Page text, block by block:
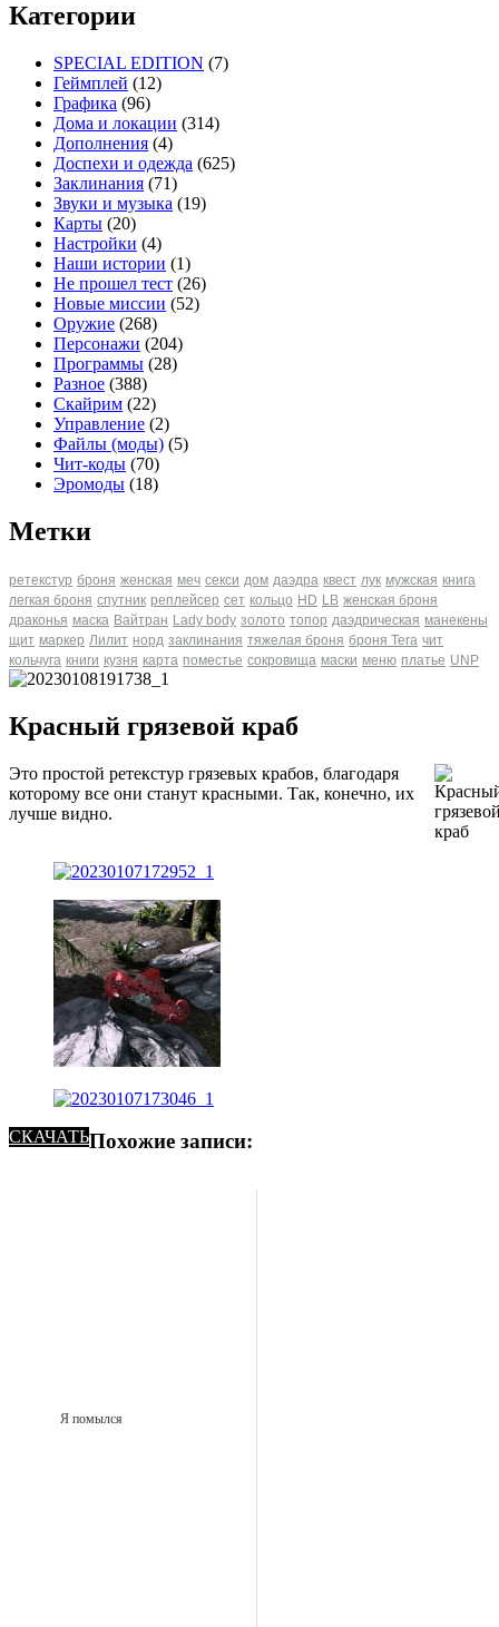
Категории
SPECIAL EDITION (7)
Геймплей (12)
Графика (96)
Дома и локации (314)
Дополнения (4)
Доспехи и одежда (625)
Заклинания (71)
Звуки и музыка (19)
Карты (20)
Настройки (4)
Наши истории (1)
Не прошел тест (26)
Новые миссии (52)
Оружие (268)
Персонажи (204)
Программы (28)
Разное (388)
Скайрим (22)
Управление (2)
Файлы (моды) (5)
Чит-коды (70)
Эромоды (18)
Метки
ретекстур броня женская меч секси дом даэдра квест лук мужская книга
легкая броня спутник реплейсер сет кольцо HD LB женская броня
драконья маска Вайтран Lady body золото топор даэдрическая манекены
щит маркер Лилит норд заклинания тяжелая броня броня Tera чит
кольчуга книги кузня карта поместье сокровища маски меню платье UNP
Красный грязевой краб
Это простой ретекстур грязевых крабов, благодаря
которому все они станут красными. Так, конечно, их
лучше видно.
СКАЧАТЬПохожие записи:
Я помылся